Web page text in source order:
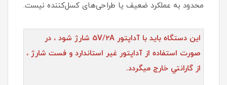
محدود به عملکرد ضعیف یا طراحی‌های کسل‌کننده نیست.
اين دستگاه بايد با آداپتور 5V/2A شارژ شود ، در
صورت استفاده از آداپتور غير استاندارد و فست شارژ ،
از گارانتي خارج ميگردد.